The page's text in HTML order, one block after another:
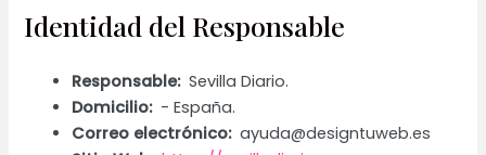
Identidad del Responsable
Responsable:Sevilla Diario.
Domicilio:- España.
Correo electrónico:ayuda@designtuweb.es